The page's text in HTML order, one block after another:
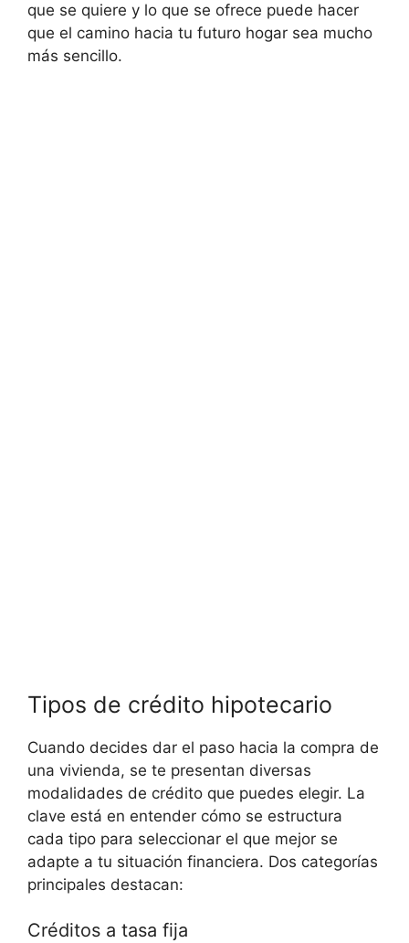
que se quiere y lo que se ofrece puede hacer
que el camino‌ hacia tu futuro hogar sea mucho
más sencillo.
Tipos de crédito hipotecario
Cuando decides dar el paso hacia la compra de
una ​vivienda, se te presentan⁤ diversas
modalidades de crédito que puedes elegir. La
clave está en entender cómo se estructura ​
cada tipo para seleccionar el​ que mejor se
adapte a tu situación financiera. Dos categorías
principales destacan:
Créditos a tasa fija